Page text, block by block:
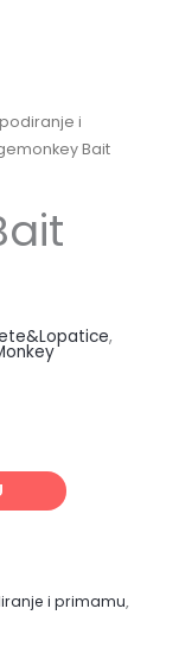
i
Bait
,
i primamu,